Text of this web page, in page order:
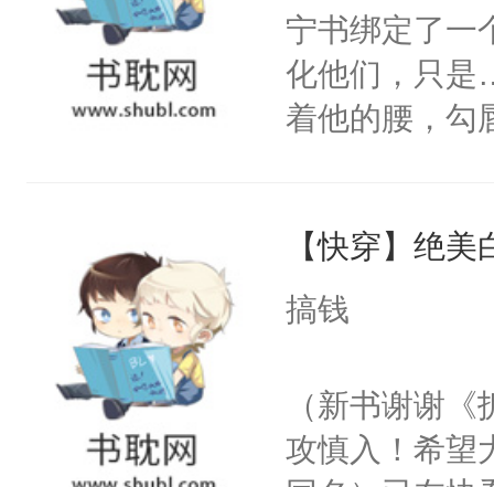
宁书绑定了一
化他们，只是
着他的腰，勾
来，给老公
用力——为你
【快穿】绝
搞钱
（新书谢谢
攻慎入！希望